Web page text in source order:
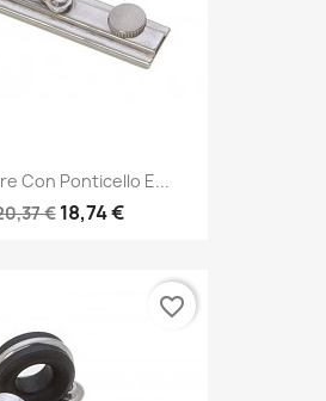
Con Ponticello E...
€ 18,74 €
favorite_border